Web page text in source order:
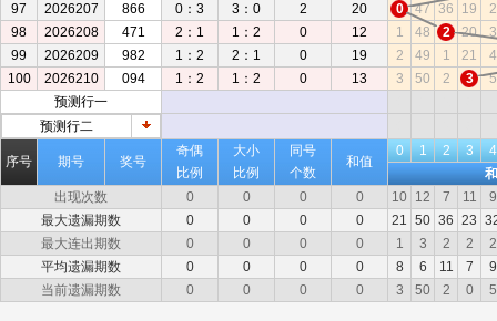
97
2026207 866 0：3 3：0 2 20 0 47 36 19
2
98
2026208 471 2：1 1：2 0 12 1 48 2 20
3
99
2026209 982 1：2 2：1 0 19 2 49 1 21
4
100
2026210 094 1：2 1：2 0 13 3 50 2 3
5
预测行一
预测行二
序号 期号 奖号
奇偶
比例
大小
比例
同号
个数
和值
0 1 2 3
4
出现次数
0 0 0 0 10 12 7 11
9
最大遗漏期数
0 0 0 0 21 50 36 23
最大连出期数
0 0 0 0 1 3 2 2
2
平均遗漏期数
0 0 0 0 8 6 11 7
9
当前遗漏期数
0 0 0 0 3 50 2 0 5